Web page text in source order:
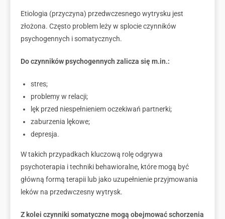
Etiologia (przyczyna) przedwczesnego wytrysku jest
złożona. Często problem leży w splocie czynników
psychogennych i somatycznych.
Do czynników psychogennych zalicza się m.in.:
stres;
problemy w relacji;
lęk przed niespełnieniem oczekiwań partnerki;
zaburzenia lękowe;
depresja.
W takich przypadkach kluczową rolę odgrywa
psychoterapia i techniki behawioralne, które mogą być
główną formą terapii lub jako uzupełnienie przyjmowania
leków na przedwczesny wytrysk.
Z kolei czynniki somatyczne mogą obejmować schorzenia